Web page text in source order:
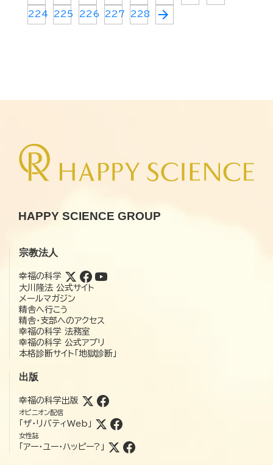
224 225 226 227 228 arrow_forward
HAPPY SCIENCE GROUP
宗教法人
幸福の科学
大川隆法 公式サイト
メールマガジン
精舎へ行こう
精舎・支部へのアクセス
幸福の科学 法務室
幸福の科学 公式アプリ
本格診断サイト「地獄診断」
出版
幸福の科学出版
オピニオン配信
「ザ・リバティWeb」
女性誌
「アー・ユー・ハッピー?」